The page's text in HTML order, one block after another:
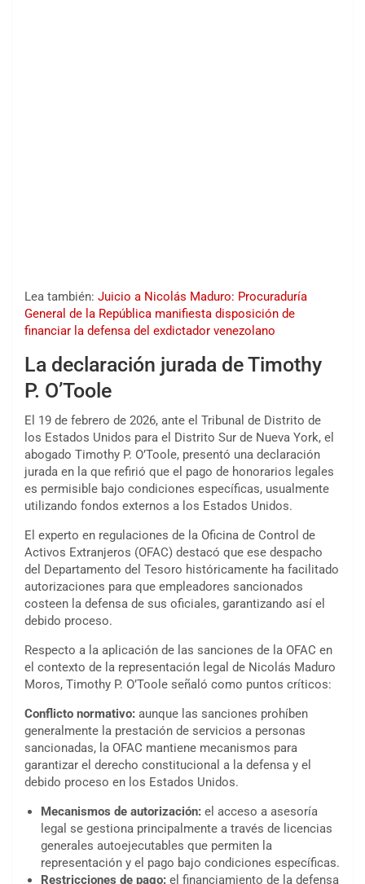
Lea también: Juicio a Nicolás Maduro: Procuraduría
General de la República manifiesta disposición de
financiar la defensa del exdictador venezolano
La declaración jurada de Timothy
P. O’Toole
El 19 de febrero de 2026, ante el Tribunal de Distrito de
los Estados Unidos para el Distrito Sur de Nueva York, el
abogado Timothy P. O’Toole, presentó una declaración
jurada en la que refirió que el pago de honorarios legales
es permisible bajo condiciones específicas, usualmente
utilizando fondos externos a los Estados Unidos.
El experto en regulaciones de la Oficina de Control de
Activos Extranjeros (OFAC) destacó que ese despacho
del Departamento del Tesoro históricamente ha facilitado
autorizaciones para que empleadores sancionados
costeen la defensa de sus oficiales, garantizando así el
debido proceso.
Respecto a la aplicación de las sanciones de la OFAC en
el contexto de la representación legal de Nicolás Maduro
Moros, Timothy P. O’Toole señaló como puntos críticos:
Conflicto normativo: aunque las sanciones prohíben
generalmente la prestación de servicios a personas
sancionadas, la OFAC mantiene mecanismos para
garantizar el derecho constitucional a la defensa y el
debido proceso en los Estados Unidos.
Mecanismos de autorización: el acceso a asesoría
legal se gestiona principalmente a través de licencias
generales autoejecutables que permiten la
representación y el pago bajo condiciones específicas.
Restricciones de pago: el financiamiento de la defensa